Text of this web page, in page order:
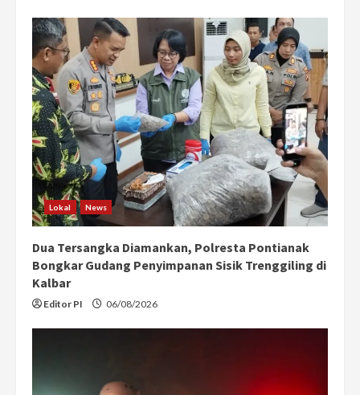
Lokal News
Dua Tersangka Diamankan, Polresta Pontianak
Bongkar Gudang Penyimpanan Sisik Trenggiling di
Kalbar
Editor PI 06/08/2026